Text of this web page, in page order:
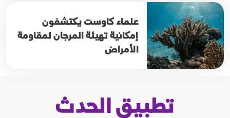
علماء كاوست يكتشفون
إمكانية تهيئة المرجان لمقاومة
الأمراض
تطبيق الحدث